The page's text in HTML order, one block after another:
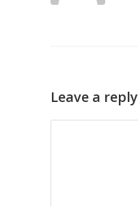
Leave a reply